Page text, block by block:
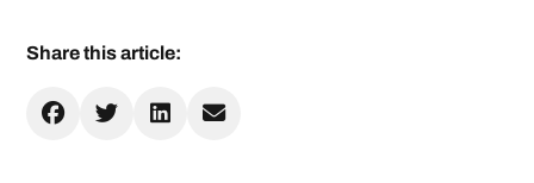
Share this article: